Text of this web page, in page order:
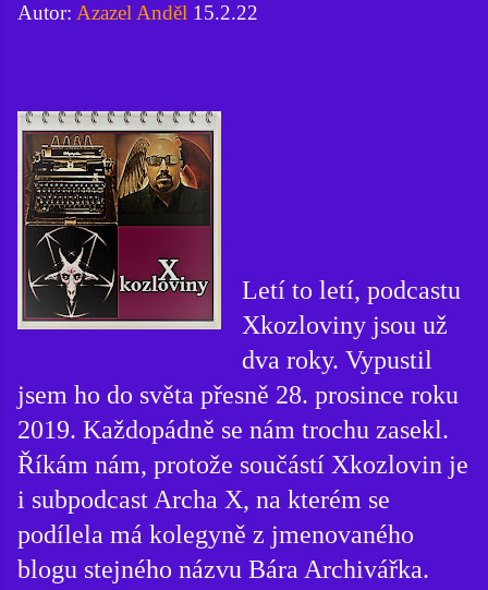
Autor: Azazel Anděl 15.2.22
Letí to letí, podcastu
Xkozloviny jsou už
dva roky. Vypustil
jsem ho do světa přesně 28. prosince roku
2019. Každopádně se nám trochu zasekl.
Říkám nám, protože součástí Xkozlovin je
i subpodcast Archa X, na kterém se
podílela má kolegyně z jmenovaného
blogu stejného názvu Bára Archivářka.